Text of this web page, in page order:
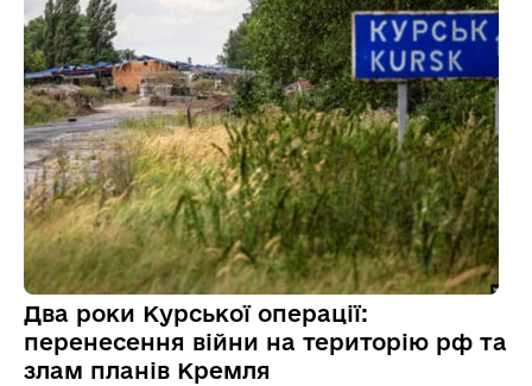
Два роки Курської операції:
перенесення війни на територію рф та
злам планів Кремля